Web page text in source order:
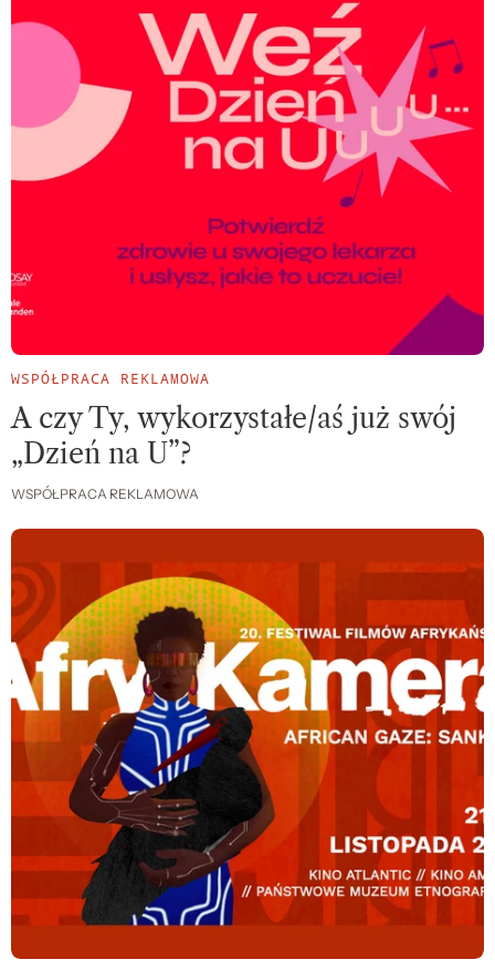
WSPÓŁPRACA REKLAMOWA
A czy Ty, wykorzystałe/aś już swój
„Dzień na U”?
WSPÓŁPRACA REKLAMOWA